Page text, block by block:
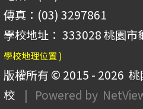
傳真：(03) 3297861
學校地址： 333028 桃園市
學校地理位置 )
版權所有 © 2015 - 2026 桃
校
| Powered by